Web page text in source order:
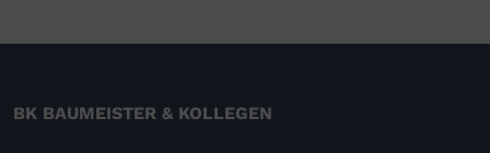
BK BAUMEISTER & KOLLEGEN